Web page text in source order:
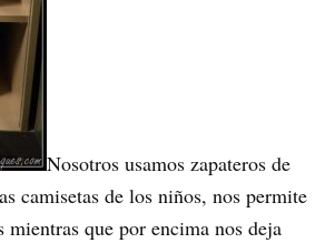
Nosotros usamos zapateros de
camisetas de los niños, nos permite
mientras que por encima nos deja